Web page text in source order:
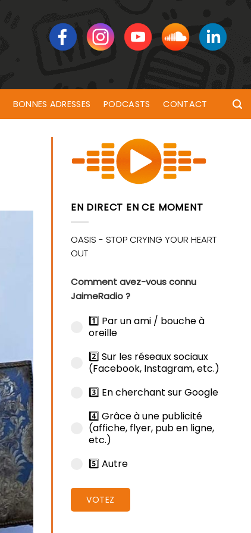
BONNES ADRESSES PODCASTS CONTACT
EN DIRECT EN CE MOMENT
Comment avez-vous connu
JaimeRadio ?
1️⃣ Par un ami / bouche à
oreille
2️⃣ Sur les réseaux sociaux
(Facebook, Instagram, etc.)
3️⃣ En cherchant sur Google
4️⃣ Grâce à une publicité
(affiche, flyer, pub en ligne,
etc.)
5️⃣ Autre
VOTEZ